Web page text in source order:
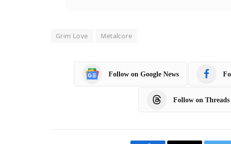
Grim Love Metalcore
Follow on Google News
Follow on Threads